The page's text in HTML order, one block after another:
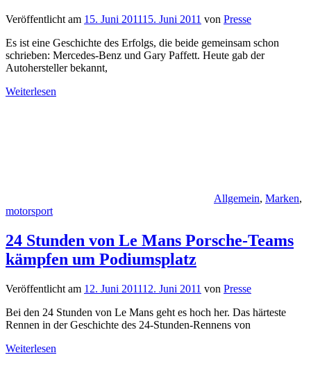
Veröffentlicht am 15. Juni 201115. Juni 2011 von Presse
Es ist eine Geschichte des Erfolgs, die beide gemeinsam schon
schrieben: Mercedes-Benz und Gary Paffett. Heute gab der
Autohersteller bekannt,
Weiterlesen
Allgemein, Marken,
motorsport
24 Stunden von Le Mans Porsche-Teams
kämpfen um Podiumsplatz
Veröffentlicht am 12. Juni 201112. Juni 2011 von Presse
Bei den 24 Stunden von Le Mans geht es hoch her. Das härteste
Rennen in der Geschichte des 24-Stunden-Rennens von
Weiterlesen